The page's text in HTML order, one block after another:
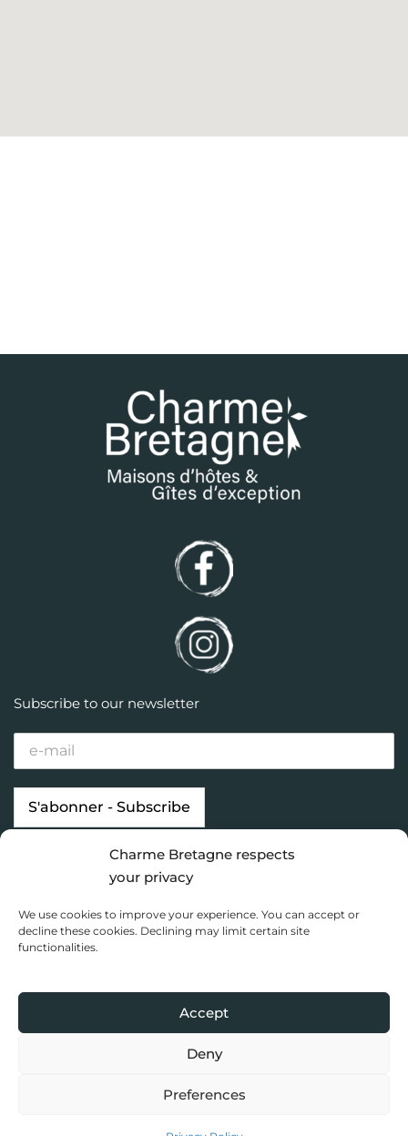
Charme Bretagne respects
your privacy
We use cookies to improve your experience. You can accept or
decline these cookies. Declining may limit certain site
functionalities.
Accept
Deny
Preferences
Subscribe to our newsletter
Charme Bretagne
Copyright 2020 Charme Bretagne |
Toile bleue